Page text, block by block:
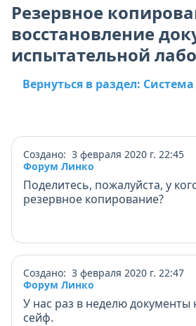
Резервное
восстановление
испытательной
Вернуться в раздел:
Создано: 3 февраля 2020 г. 22:45
Форум Линко
Поделитесь, пожалуйста, у
резервное копирование?
Создано: 3 февраля 2020 г. 22:47
Форум Линко
У нас раз в неделю документы
сейф.